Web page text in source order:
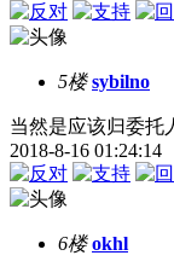
5楼 sybilno
当然是应该归委托
2018-8-16 01:24:14
6楼 okhl